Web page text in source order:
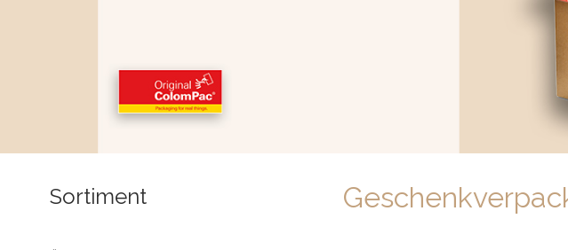
Sortiment